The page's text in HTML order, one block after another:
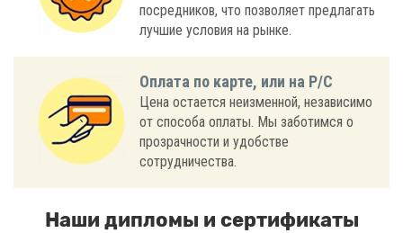
посредников, что позволяет предлагать
лучшие условия на рынке.
Оплата по карте, или на Р/С
Цена остается неизменной, независимо
от способа оплаты. Мы заботимся о
прозрачности и удобстве
сотрудничества.
Наши дипломы и сертификаты